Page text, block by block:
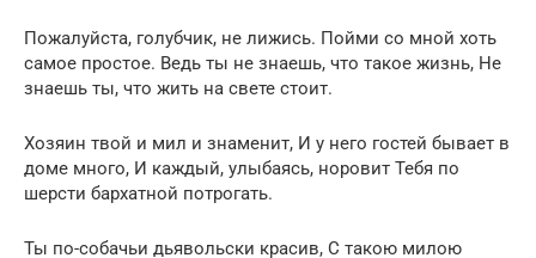
Пожалуйста, голубчик, не лижись. Пойми со мной хоть
самое простое. Ведь ты не знаешь, что такое жизнь, Не
знаешь ты, что жить на свете стоит.
Хозяин твой и мил и знаменит, И у него гостей бывает в
доме много, И каждый, улыбаясь, норовит Тебя по
шерсти бархатной потрогать.
Ты по-собачьи дьявольски красив, С такою милою